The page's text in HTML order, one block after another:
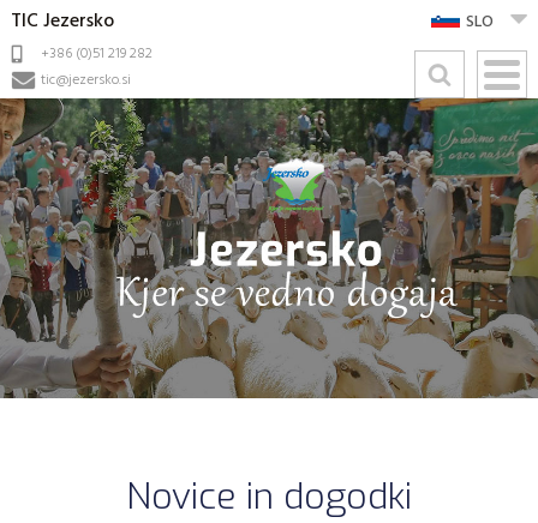
TIC Jezersko
+386 (0)51 219 282
tic@jezersko.si
SLO
Novice in dogodki